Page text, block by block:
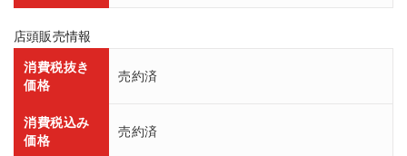
店頭販売情報
消費税抜き
価格
売約済
消費税込み
価格
売約済